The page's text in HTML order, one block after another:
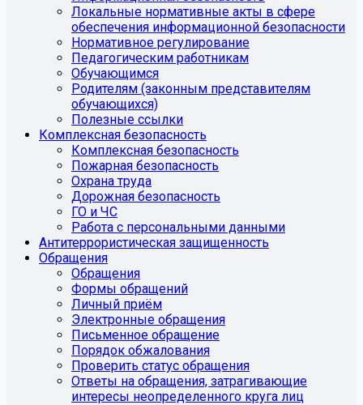
Локальные нормативные акты в сфере
обеспечения информационной безопасности
Нормативное регулирование
Педагогическим работникам
Обучающимся
Родителям (законным представителям
обучающихся)
Полезные ссылки
Комплексная безопасность
Комплексная безопасность
Пожарная безопасность
Охрана труда
Дорожная безопасность
ГО и ЧС
Работа с персональными данными
Антитеррористическая защищенность
Обращения
Обращения
Формы обращений
Личный приём
Электронные обращения
Письменное обращение
Порядок обжалования
Проверить статус обращения
Ответы на обращения, затрагивающие
интересы неопределенного круга лиц